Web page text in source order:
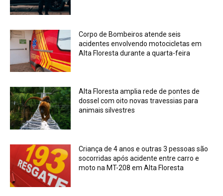
Corpo de Bombeiros atende seis
acidentes envolvendo motocicletas em
Alta Floresta durante a quarta-feira
Alta Floresta amplia rede de pontes de
dossel com oito novas travessias para
animais silvestres
Criança de 4 anos e outras 3 pessoas são
socorridas após acidente entre carro e
moto na MT-208 em Alta Floresta